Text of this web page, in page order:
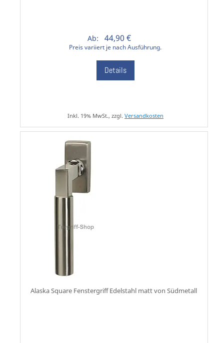
Ab: 44,90 €
Preis variiert je nach Ausführung.
Details
Inkl. 19% MwSt., zzgl. Versandkosten
Alaska Square Fenstergriff Edelstahl matt von Südmetall